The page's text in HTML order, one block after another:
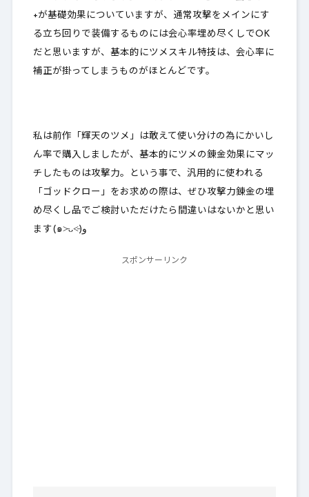
+が基礎効果についていますが、通常攻撃をメインにす
る立ち回りで装備するものには会心率埋め尽くしでOK
だと思いますが、 基本的にツメスキル特技は、会心率に
補正が掛ってしまうものがほとんどです。
私は前作「輝天のツメ」は敢えて使い分けの為にかいし
ん率で購入しましたが、基本的にツメの錬金効果にマッ
チしたものは攻撃力。という事で、汎用的に使われる
「ゴッドクロー」をお求めの際は、 ぜひ攻撃力錬金の埋
め尽くし品でご検討いただけたら間違いはないかと思い
スポンサーリンク